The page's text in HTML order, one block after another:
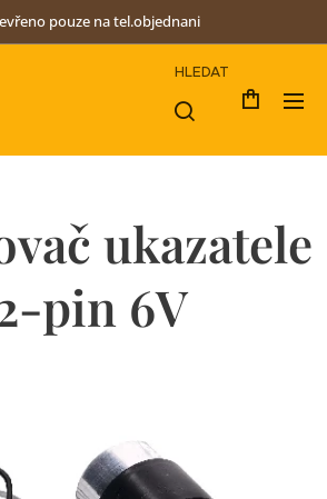
pouze na tel.objednani
HLEDAT
ukazatele
pin 6V